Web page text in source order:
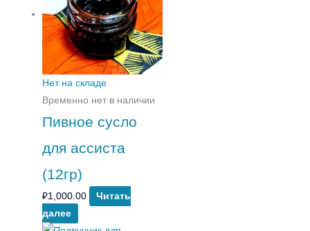
Нет на складе
Временно нет в наличии
Пивное сусло
для ассиста
(12гр)
₽1,000.00
Читать
далее